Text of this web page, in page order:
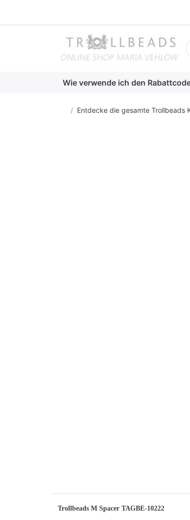
Wie verwende ich den
Startseite
Entdecke die gesamte Trollbeads
Trollbeads M Spacer TAGBE-10222